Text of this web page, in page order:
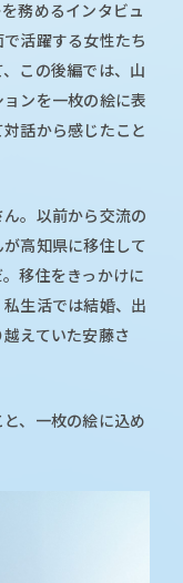
務めるインタビュ
で活躍する女性たち
この後編では、山
ンを一枚の絵に表
話から感じたこと
。以前から交流の
高知県に移住して
移住をきっかけに
生活では結婚、出
えていた安藤さ
、一枚の絵に込め